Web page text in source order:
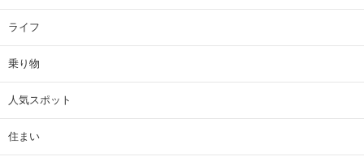
ライフ
乗り物
人気スポット
住まい